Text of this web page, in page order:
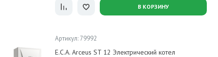
В КОРЗИНУ
Артикул: 79992
E.C.A. Arceus ST 12 Электрический котел